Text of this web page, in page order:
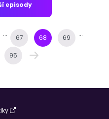
episody
... 67 68 69 ...
95